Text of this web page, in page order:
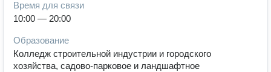
Время для связи
10:00 — 20:00
Образование
Колледж строительной индустрии и городского
хозяйства, садово-парковое и ландшафтное